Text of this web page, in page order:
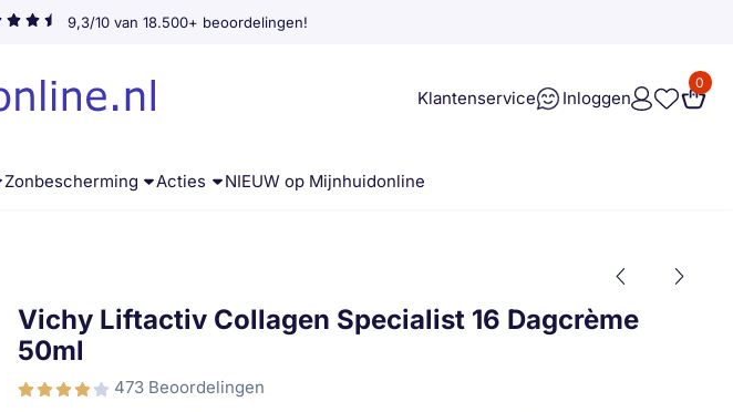
9,3/10 van 18.500+ beoordelingen!
Klantenservice
Inloggen
0
Zonbescherming Acties NIEUW op Mijnhuidonline
Vichy Liftactiv Collagen Specialist 16 Dagcrème
50ml
473 Beoordelingen